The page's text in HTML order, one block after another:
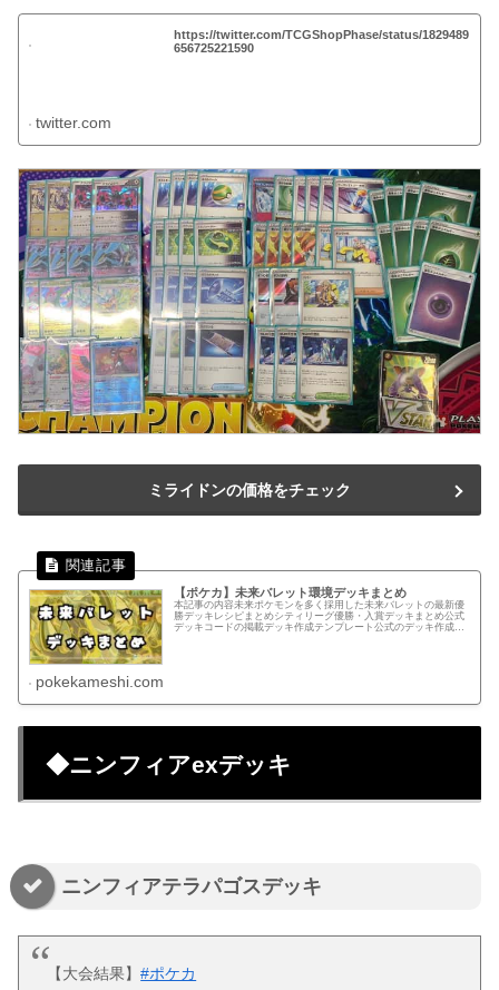
https://twitter.com/TCGShopPhase/status/1829489
656725221590
twitter.com
ミライドンの価格をチェック
【ポケカ】未来バレット環境デッキまとめ
本記事の内容未来ポケモンを多く採用した未来バレットの最新優
勝デッキレシピまとめシティリーグ優勝・入賞デッキまとめ公式
デッキコードの掲載デッキ作成テンプレート公式のデッキ作成ペ
pokekameshi.com
◆ニンフィアexデッキ
ニンフィアテラパゴスデッキ
【大会結果】#ポケカ